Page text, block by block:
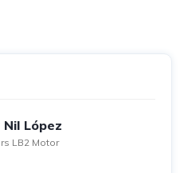
Nil López
LB2 Motor